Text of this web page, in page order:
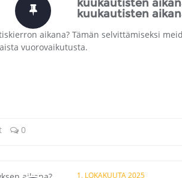
kuukautisten
kuukautisten
aikana? Tämän selvittämiseksi
vuorovaikutusta.
0
1. LOKAKUUTA 2025